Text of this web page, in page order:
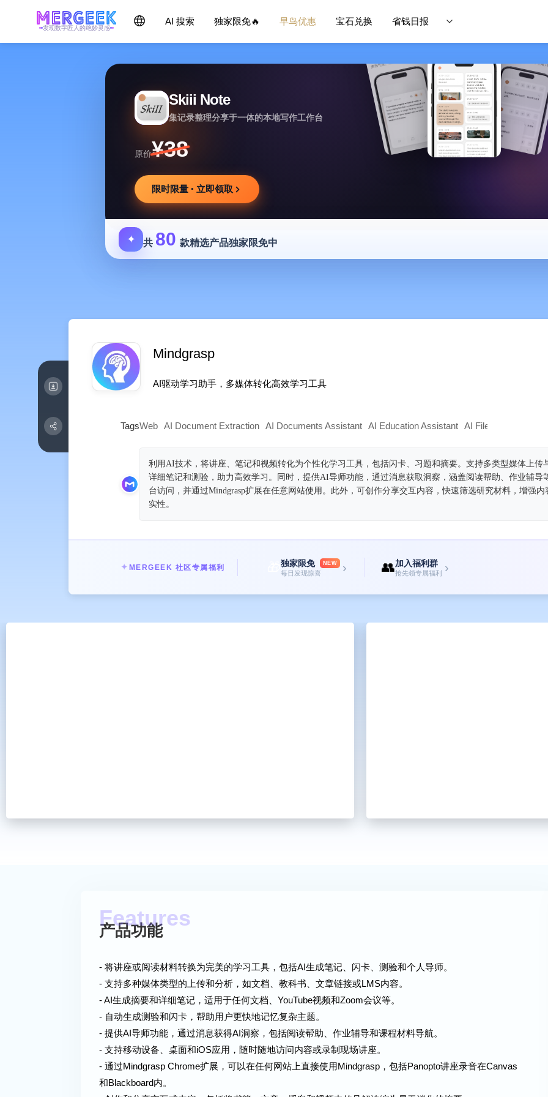
发现数字匠人的绝妙灵感
AI 搜索 独家限免🔥 早鸟优惠 宝石兑换 省钱日报
Skiii Note
集记录整理分享于一体的本地写作工作台
原价¥38
限时限量 · 立即领取
✦ 共 80 款精选产品独家限免中
Mindgrasp
AI驱动学习助手，多媒体转化高效学习工具
TagsWeb AI Document Extraction AI Documents Assistant AI Education Assistant AI Files Assistant
利用AI技术，将讲座、笔记和视频转化为个性化学习工具，包括闪卡、习题和摘要。支持多类型媒体上传
详细笔记和测验，助力高效学习。同时，提供AI导师功能，通过消息获取洞察，涵盖阅读帮助、作业辅导
台访问，并通过Mindgrasp扩展在任意网站使用。此外，可创作分享交互内容，快速筛选研究材料，增强内
实性。
✦ MERGEEK 社区专属福利 独家限免 NEW
每日发现惊喜 › 👥加入福利群
抢先领专属福利 ›
产品功能
- 将讲座或阅读材料转换为完美的学习工具，包括AI生成笔记、闪卡、测验和个人导师。
- 支持多种媒体类型的上传和分析，如文档、教科书、文章链接或LMS内容。
- AI生成摘要和详细笔记，适用于任何文档、YouTube视频和Zoom会议等。
- 自动生成测验和闪卡，帮助用户更快地记忆复杂主题。
- 提供AI导师功能，通过消息获得AI洞察，包括阅读帮助、作业辅导和课程材料导航。
- 支持移动设备、桌面和iOS应用，随时随地访问内容或录制现场讲座。
- 通过Mindgrasp Chrome扩展，可以在任何网站上直接使用Mindgrasp，包括Panopto讲座录音在Canvas
和Blackboard内。